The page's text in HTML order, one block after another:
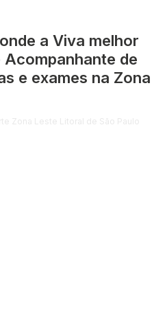
a Viva melhor
de
e exames na Zona